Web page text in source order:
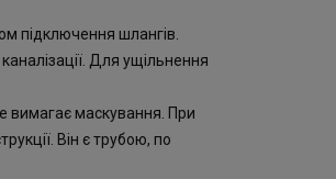
підключення шлангів.
Для ущільнення
вимагає маскування. При
Він є трубою, по